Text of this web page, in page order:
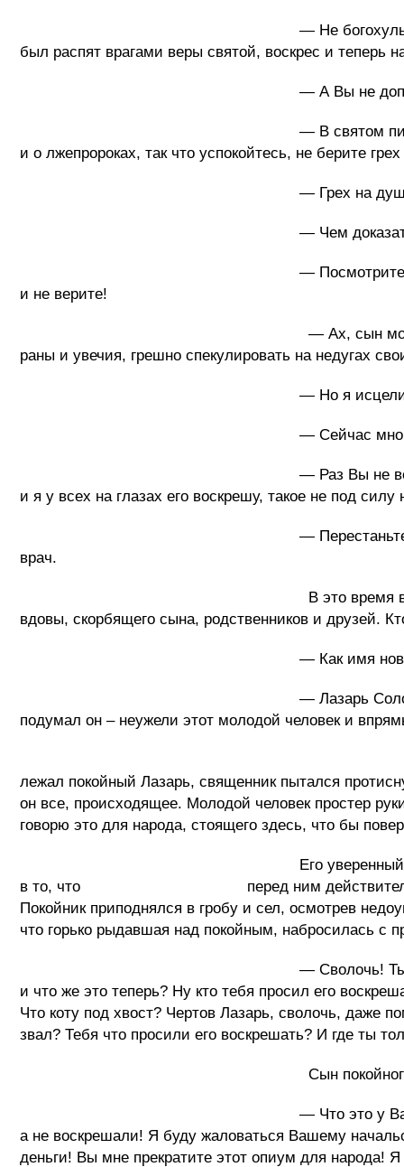
— Не богохульствуйте, сын мой,
был распят врагами веры святой, воскрес и теперь
— А Вы не допускаете, что
— В святом писании сказано о втором
и о лжепророках, так что успокойтесь, не берите
— Грех на душу берут те, кто не
— Чем доказать Вы можете,
— Посмотрите на руки и ноги мои,
и не верите!
— Ах, сын мой, раны на руках
раны и увечия, грешно спекулировать на недугах
— Но я исцелил калеку и
— Сейчас многие экстрасенсы
— Раз Вы не верите мне, я докажу
и я у всех на глазах его воскрешу, такое не под
— Перестаньте, уйдите отсюда, Вы не
врач.
В это время в церковь внесли
вдовы, скорбящего сына, родственников и друзей.
— Как имя
— Лазарь Соломонович Иваненко –
подумал он – неужели этот молодой человек и
лежал покойный Лазарь, священник пытался
он все, происходящее. Молодой человек простер
говорю это для народа, стоящего здесь, что бы
Его уверенный громкий, звенящий
в то, что перед ним действительно Иисус
Покойник приподнялся в гробу и сел, осмотрев
что горько рыдавшая над покойным, набросилась с
— Сволочь! Ты что наделал? Он же
и что же это теперь? Ну кто тебя просил его
Что коту под хвост? Чертов Лазарь, сволочь, даже
звал? Тебя что просили его воскрешать? И где ты
Сын покойного, а ныне
— Что это у Вас тут в церкви
а не воскрешали! Я буду жаловаться Вашему
деньги! Вы мне прекратите этот опиум для народа! Я